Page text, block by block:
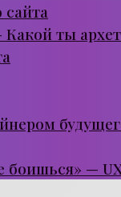
ты
боишься» —